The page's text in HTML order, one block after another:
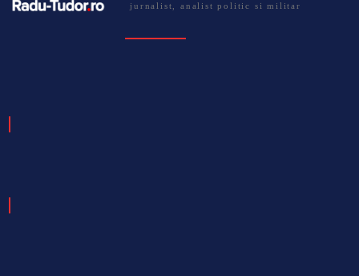
jurnalist, analist politic si militar